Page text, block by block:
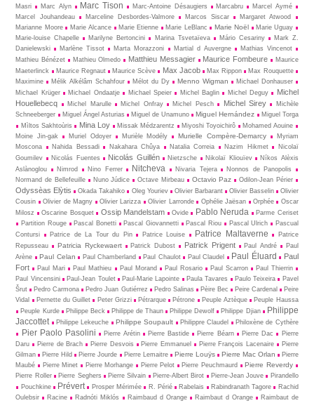
Masri
Marc Alyn Marc Tison Marc-Antoine Désaugiers Marcabru
Marcel Aymé
Marcel Jouhandeau
Marceline Desbordes-Valmore Marcos Siscar
Margaret Atwood
Marianne Moore
Marie Alcance Marie Etienne Marie LeBlanc Marie Noël
Marie Uguay
Marie-louise Chapelle
Marilyne Bertoncini Marina Tsvetaïeva Mário Cesariny
Mark Z.
Danielewski
Marlène Tissot Marta Morazzoni Martial d Auvergne
Mathias Vincenot
Mathieu Bénézet
Mathieu Olmedo Matthieu Messagier Maurice Fombeure
Maurice
Maeterlinck
Maurice Regnaut Maurice Scève Max Jacob Max Rippon
Max Rouquette
Maximine
Mélik Alkélâm Schahfour Mélot du Dy Menno Wigman
Michael Donhauser
Michael Krüger
Michael Ondaatje Michael Speier Michel Baglin Michel Deguy
Michel
Houellebecq
Michel Marulle Michel Onfray Michel Pesch Michel Sirey
Michèle
Schneeberger
Miguel Ángel Asturias Miguel de Unamuno Miguel Hernández
Miguel Torga
Mìltos Sakhtoùris
Mina Loy Missak Médzarentz Miyoshi Toyoichirô
Mohamed Aouine
Moine Jin-gak
Muriel Odoyer Murièle Modély Murielle Compère-Demarcy
Myriam
Moscona
Nahida Bessadi Nakahara Chûya Natalia Correia Nazim Hikmet
Nicolaï
Goumilev
Nicolás Fuentes Nicolás Guillén Nietz­sche Nikolaï Kliouïev
Níkos Alèxis
Aslànoglou
Nimrod Nino Ferrer Nitcheva Nivaria Tejera
Nonnos de Panopolis
Normand de Bellefeuille
Nuno Júdice Octave Mirbeau Octavio Paz Odilon-Jean Périer
Odyssèas Elỳtis Okada Takahiko Oleg Youriev Olivier Barbarant Olivier Basselin
Olivier
Cousin
Olivier de Magny Olivier Larizza Olivier Larronde Ophélie Jaësan Orphée
Oscar
Milosz
Oscarine Bosquet Ossip Mandelstam Ovide Pablo Neruda
Parme Ceriset
Partition Rouge
Pascal Bonetti Pascal Giovannetti Pascal Riou Pascal Ulrich
Pascual
Contursi
Patrice de La Tour du Pin Patrice Louise Patrice Maltaverne
Patrice
Repusseau
Patricia Ryckewaert Patrick Dubost Patrick Prigent Paul André
Paul
Arène
Paul Celan Paul Chamberland Paul Chaulot Paul Claudel Paul Éluard
Paul
Fort
Paul Mari Paul Mathieu Paul Morand Paul Rosario Paul Scarron
Paul Thierrin
Paul Vincensini
Paul-Jean Toulet Paul-Marie Lapointe Paula Tavares Paulo Teixeira
Pavel
Šrut
Pedro Carmona Pedro Juan Gutiérrez Pedro Salinas Pèire Bec Peire Cardenal
Peire
Vidal
Pernette du Guillet Peter Grizzi Pétrarque Pétrone Peuple Aztèque
Peuple Haussa
Peuple Kurde
Philippe Beck Philippe de Thaun Philippe Dewolf Philippe Djian
Philippe
Jaccottet
Philippe Lekeuche Philippe Soupault Philippre Claudel Philoxène de Cythère
Pier Paolo Pasolini Pierre Arétin Pierre Bastide Pierre Béarn Pierre Dac
Pierre
Daru
Pierre de Brach Pierre Desvois Pierre Emmanuel Pierre François Lacenaire
Pierre
Gilman
Pierre Hild Pierre Jourde Pierre Lemaitre Pierre Louÿs Pierre Mac Orlan
Pierre
Maubé
Pierre Minet Pierre Morhange Pierre Pelot Pierre Peuchmaurd Pierre Reverdy
Pierre Roller Pierre Seghers Pierre Silvain Pierre-Albert Birot Pierre-Jean Jouve
Pirandello
Pouchkine
Prévert Prosper Mérimée R. Périé Rabelais Rabindranath Tagore
Rachid
Oulebsir
Racine Radnóti Miklós Raimbaud d Orange Raimbaut d Orange
Raimbaut de